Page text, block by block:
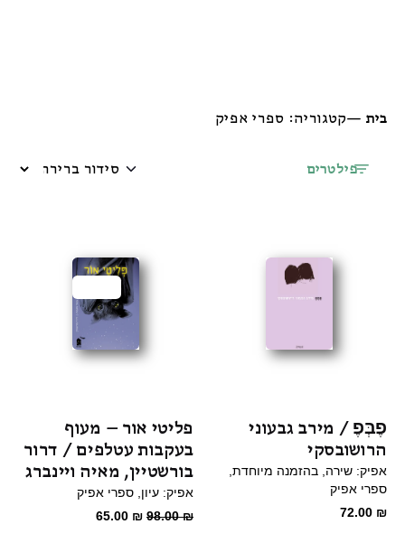
בית —קטגוריה: ספרי אפיק
פילטרים
פֶבְּפֶ / מירב גבעוני
הרושובסקי
אפיק: שירה בהזמנה מיוחדת
ספרי אפיק
72.00 ₪
פליטי אור – מעוף
בעקבות עטלפים / דרור
בורשטיין, מאיה ויינברג
אפיק: עיון ספרי אפיק
98.00₪
המחיר
65.00 ₪
המחיר